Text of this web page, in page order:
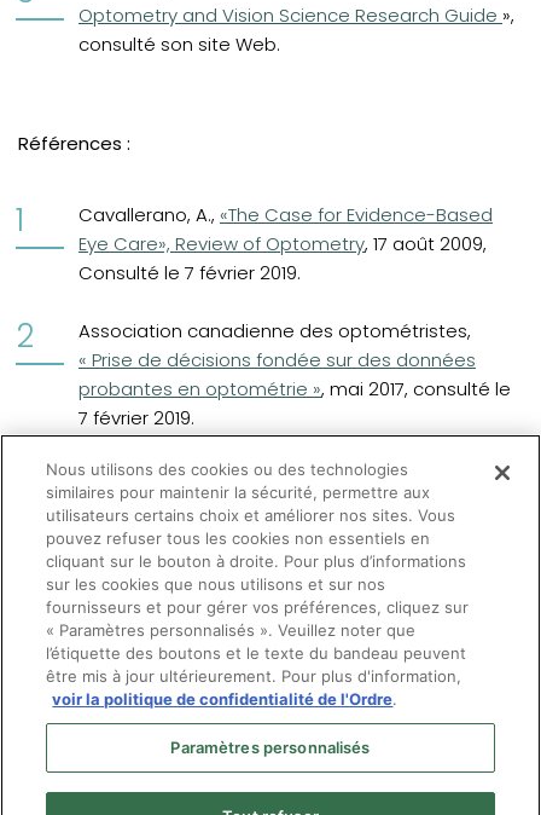
Optometry and Vision Science Research Guide »,
consulté son site Web.
Références :
Cavallerano, A., (opens in a new tab)
«The Case for Evidence-Based
Eye Care», Review of Optometry, 17 août 2009,
Consulté le 7 février 2019.
Association canadienne des optométristes,
(opens in a new tab)
« Prise de décisions fondée sur des données
probantes en optométrie », mai 2017, consulté le
7 février 2019.
DePaolis, M.D.,(opens in a new tab)
« Enhance patient needs, clinical
experience with evidence-based practice »,
Primary Care OptometryNews, avril 2013, consulté
le 7 février 2019.
Nous utilisons des cookies ou des technologies
similaires pour maintenir la sécurité, permettre aux
utilisateurs certains choix et améliorer nos sites. Vous
pouvez refuser tous les cookies non essentiels en
cliquant sur le bouton à droite. Pour plus d’informations
sur les cookies que nous utilisons et sur nos
fournisseurs et pour gérer vos préférences, cliquez sur
« Paramètres personnalisés ». Veuillez noter que
l’étiquette des boutons et le texte du bandeau peuvent
être mis à jour ultérieurement. Pour plus d'information,
voir la politique de confidentialité de l'Ordre.
Paramètres personnalisés